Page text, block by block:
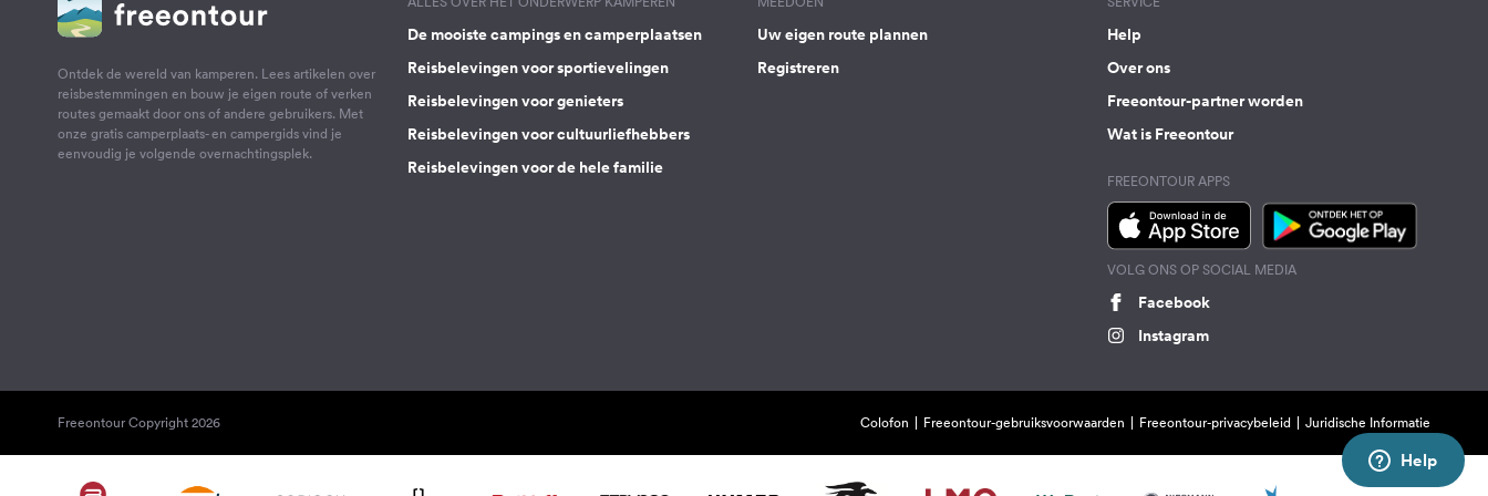
Ontdek de wereld van kamperen. Lees artikelen over
reisbestemmingen en bouw je eigen route of verken
routes gemaakt door ons of andere gebruikers. Met
onze gratis camperplaats- en campergids vind je
eenvoudig je volgende overnachtingsplek.
De mooiste campings en camperplaatsen
Reisbelevingen voor sportievelingen
Reisbelevingen voor genieters
Reisbelevingen voor cultuurliefhebbers
Reisbelevingen voor de hele familie
Uw eigen route plannen
Registreren
Help
Over ons
Freeontour-partner worden
Wat is Freeontour
FREEONTOUR APPS
VOLG ONS OP SOCIAL MEDIA
Facebook
Instagram
Freeontour Copyright 2026 Colofon Freeontour-gebruiksvoorwaarden Freeontour-privacybeleid Juridische Informatie
Help